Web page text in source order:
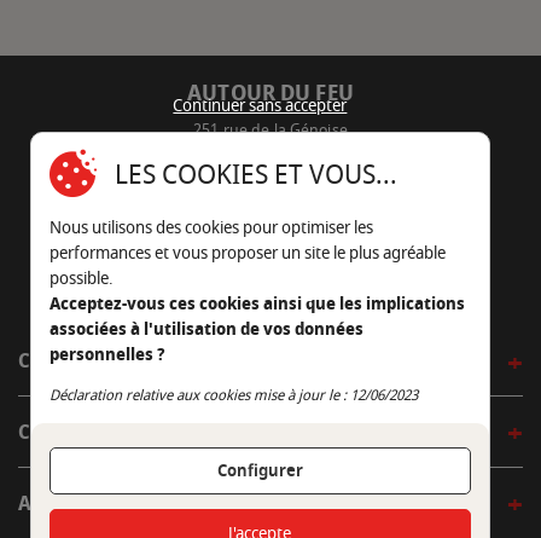
AUTOUR DU FEU
251 rue de la Génoise
05 45 22 98 09
Nous envoyer un e-mail
CÔTÉ OUTDOOR
CÔTÉ INDOOR
AUTOUR DE LA TABLE
Continuer sans accepter
LES COOKIES ET VOUS...
Nous utilisons des cookies pour optimiser les
performances et vous proposer un site le plus agréable
possible.
Acceptez-vous ces cookies ainsi que les implications
associées à l'utilisation de vos données
personnelles ?
Déclaration relative aux cookies mise à jour le : 12/06/2023
Configurer
Continuer sans accepter